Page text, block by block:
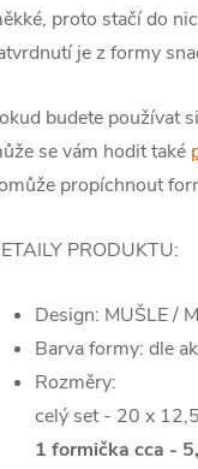
proto stačí do
je z formy
budete používat
se vám hodit také
propíchnout
PRODUKTU:
Design: MUŠLE /
Barva formy: dle
Rozměry:
celý set - 20 x
1 formička cca -